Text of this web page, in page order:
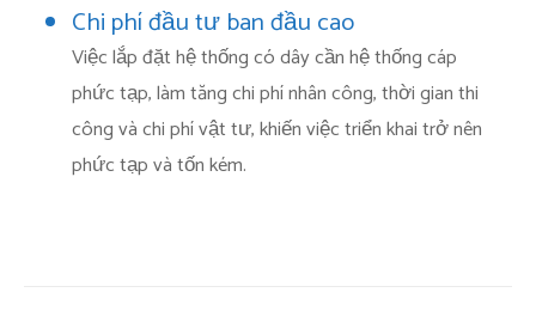
Chi phí đầu tư ban đầu cao
Việc lắp đặt hệ thống có dây cần hệ thống cáp
phức tạp, làm tăng chi phí nhân công, thời gian thi
công và chi phí vật tư, khiến việc triển khai trở nên
phức tạp và tốn kém.